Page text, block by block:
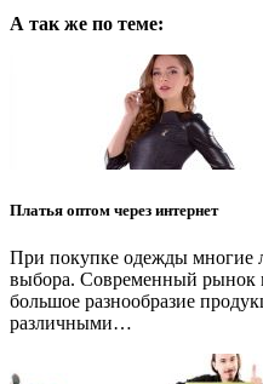
А так же по теме:
Платья оптом через интернет
При покупке одежды многие
выбора. Современный рынок
большое разнообразие
различными…